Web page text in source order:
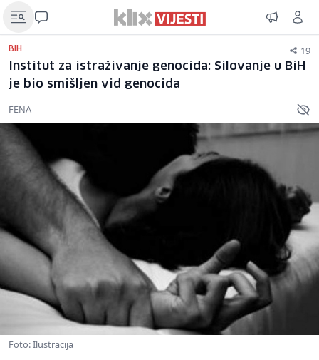
BIH 19
Institut za istraživanje genocida: Silovanje u BiH
je bio smišljen vid genocida
FENA
Foto: Ilustracija